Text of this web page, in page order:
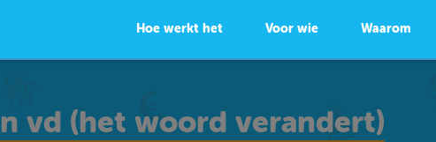
Hoe werkt het Voor wie Waarom
vd (het woord verandert)